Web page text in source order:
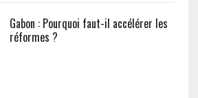
Gabon : Pourquoi faut-il accélérer les
réformes ?